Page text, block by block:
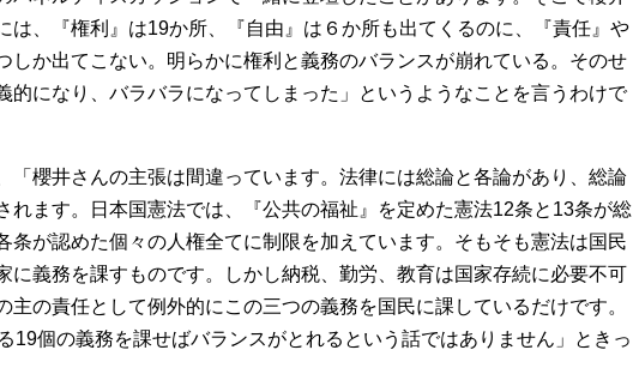
は、『権利』は19か所、『自由』は６か所も出てくるのに、『責任』や
しか出てこない。明らかに権利と義務のバランスが崩れている。そのせ
的になり、バラバラになってしまった」というようなことを言うわけで
櫻井さんの主張は間違っています。法律には総論と各論があり、総論
れます。日本国憲法では、『公共の福祉』を定めた憲法12条と13条が総
条が認めた個々の人権全てに制限を加えています。そもそも憲法は国民
に義務を課すものです。しかし納税、勤労、教育は国家存続に必要不可
主の責任として例外的にこの三つの義務を国民に課しているだけです。
19個の義務を課せばバランスがとれるという話ではありません」ときっ